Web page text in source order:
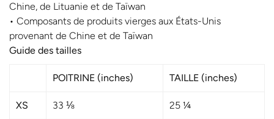
S'inscrire à la
En vous inscrivant à notre
newsletter, vous aurez accès à une
Chine, de Lituanie et de Taïwan
• Composants de produits vierges aux États-Unis
provenant de Chine et de Taïwan
Guide des tailles
POITRINE (inches) TAILLE (inches)
XS 33 ⅛ 25 ¼